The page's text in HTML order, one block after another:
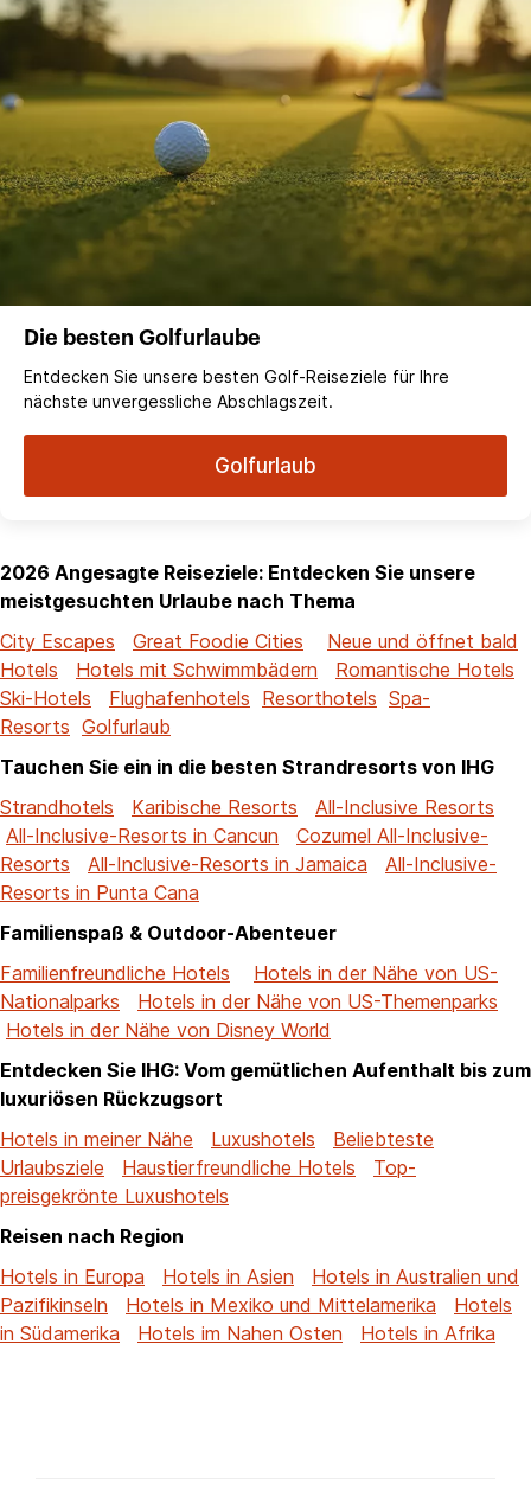
Die besten Golfurlaube
Entdecken Sie unsere besten Golf-Reiseziele für Ihre
nächste unvergessliche Abschlagszeit.
Golfurlaub
2026 Angesagte Reiseziele: Entdecken Sie unsere
meistgesuchten Urlaube nach Thema
City Escapes
Great Foodie Cities
Neue und öffnet bald
Hotels
Hotels mit Schwimmbädern
Romantische Hotels
Ski-Hotels
Flughafenhotels Resorthotels Spa-
Resorts Golfurlaub
Tauchen Sie ein in die besten Strandresorts von IHG
Strandhotels
Karibische Resorts
All-Inclusive Resorts
All-Inclusive-Resorts in Cancun
Cozumel All-Inclusive-
Resorts
All-Inclusive-Resorts in Jamaica
All-Inclusive-
Resorts in Punta Cana
Familienspaß & Outdoor-Abenteuer
Familienfreundliche Hotels
Hotels in der Nähe von US-
Nationalparks
Hotels in der Nähe von US-Themenparks
Hotels in der Nähe von Disney World
Entdecken Sie IHG: Vom gemütlichen Aufenthalt bis zum
luxuriösen Rückzugsort
Hotels in meiner Nähe
Luxushotels
Beliebteste
Urlaubsziele
Haustierfreundliche Hotels
Top-
preisgekrönte Luxushotels
Reisen nach Region
Hotels in Europa
Hotels in Asien
Hotels in Australien und
Pazifikinseln
Hotels in Mexiko und Mittelamerika
Hotels
in Südamerika
Hotels im Nahen Osten Hotels in Afrika